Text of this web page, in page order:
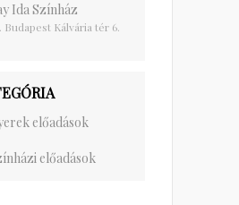
Ida Színház
Budapest Kálvária tér 6.
előadások
előadások